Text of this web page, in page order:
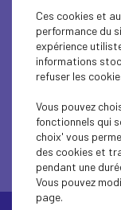
ECONOMY
Ces cookies et
performance du
expérience
informations
refuser les
Vous pouvez
fonctionnels qui
choix' vous
des cookies et
pendant une
Vous pouvez
page.